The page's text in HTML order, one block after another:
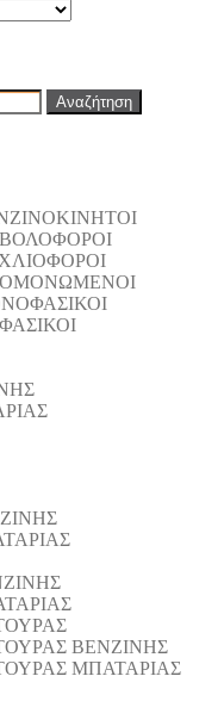
Αναζήτηση
ΒΕΝΖΙΝΗΣ
ΜΠΑΤΑΡΙΑΣ